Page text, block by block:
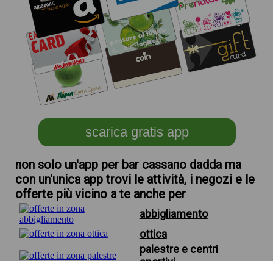
scarica gratis app
non solo un'app per bar cassano dadda ma
con un'unica app trovi le attività, i negozi e le
offerte più vicino a te anche per
abbigliamento
ottica
palestre e centri